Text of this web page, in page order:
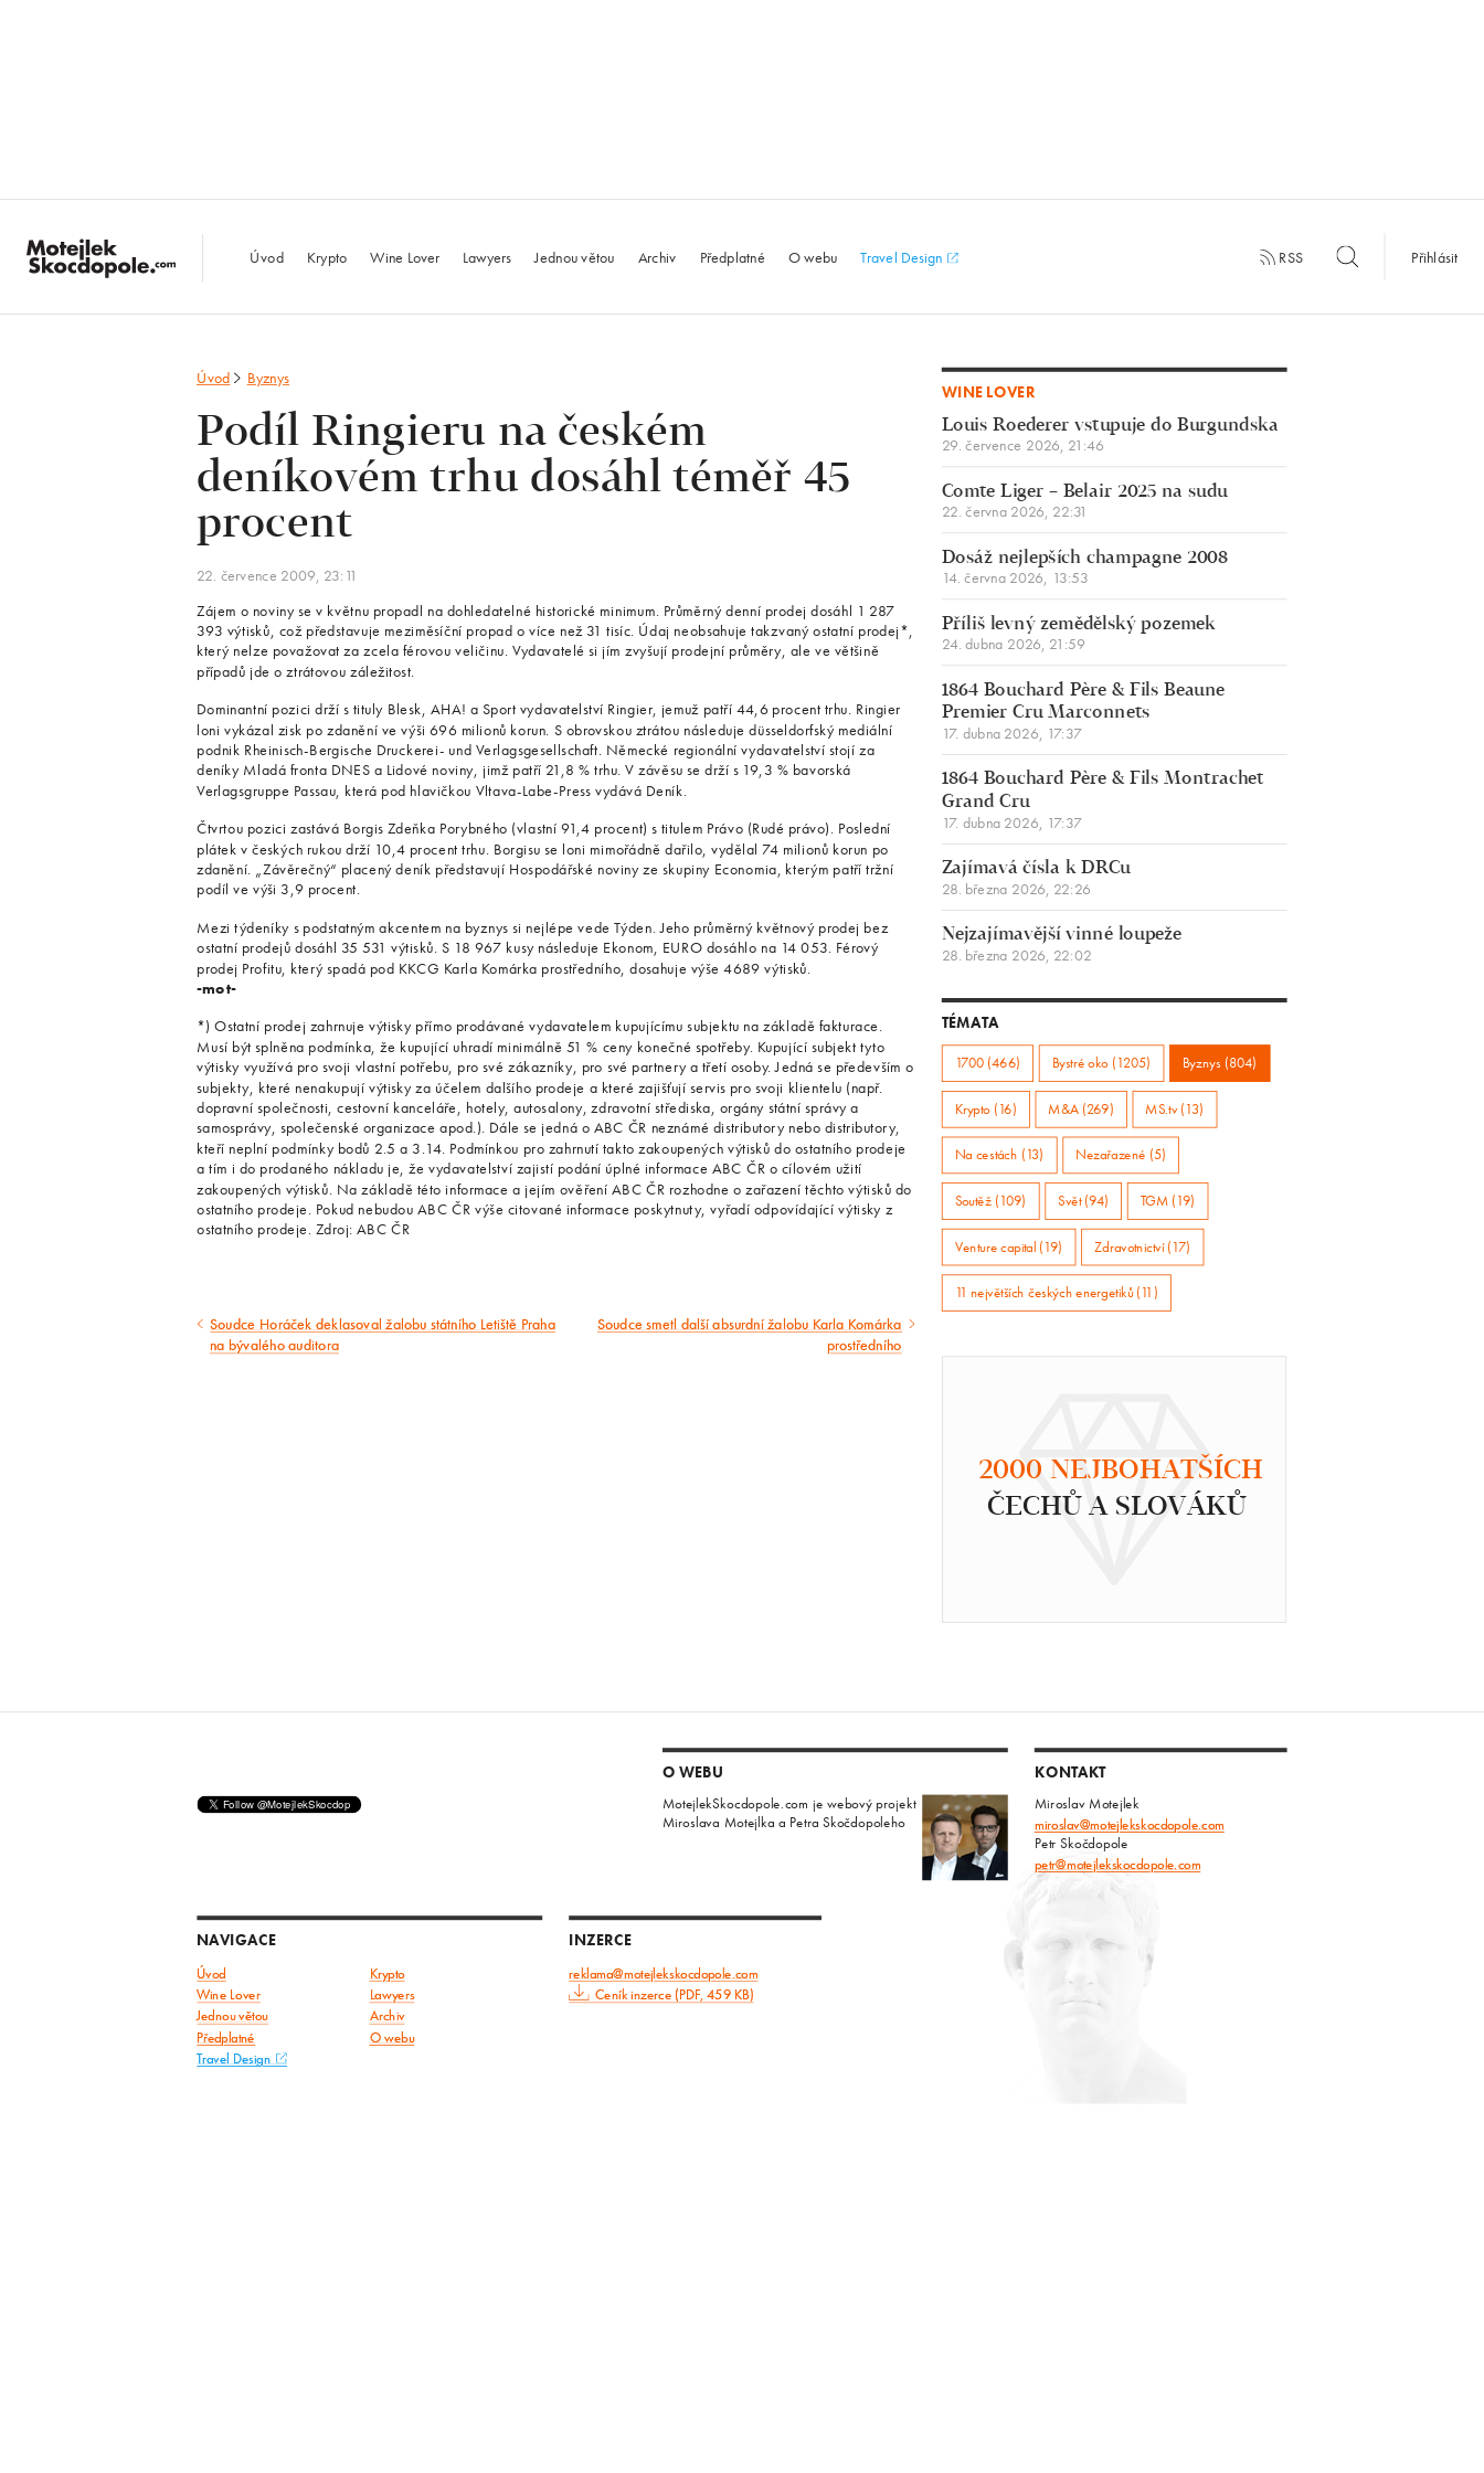
MotejlekSkocdopole.com
Úvod Krypto Wine Lover Lawyers Jednou větou Archiv Předplatné O webu Travel Design RSS Přihlásit
Úvod Byznys
Podíl Ringieru na českém
deníkovém trhu dosáhl téměř 45
procent
22. července 2009, 23:11
Zájem o noviny se v květnu propadl na dohledatelné historické minimum. Průměrný denní prodej dosáhl 1 287
393 výtisků, což představuje meziměsíční propad o více než 31 tisíc. Údaj neobsahuje takzvaný ostatní prodej*,
který nelze považovat za zcela férovou veličinu. Vydavatelé si jím zvyšují prodejní průměry, ale ve většině
případů jde o ztrátovou záležitost.
Dominantní pozici drží s tituly Blesk, AHA! a Sport vydavatelství Ringier, jemuž patří 44,6 procent trhu. Ringier
loni vykázal zisk po zdanění ve výši 696 milionů korun. S obrovskou ztrátou následuje düsseldorfský mediální
podnik Rheinisch-Bergische Druckerei- und Verlagsgesellschaft. Německé regionální vydavatelství stojí za
deníky Mladá fronta DNES a Lidové noviny, jimž patří 21,8 % trhu. V závěsu se drží s 19,3 % bavorská
Verlagsgruppe Passau, která pod hlavičkou Vltava-Labe-Press vydává Deník.
Čtvrtou pozici zastává Borgis Zdeňka Porybného (vlastní 91,4 procent) s titulem Právo (Rudé právo). Poslední
plátek v českých rukou drží 10,4 procent trhu. Borgisu se loni mimořádně dařilo, vydělal 74 milionů korun po
zdanění. „Závěrečný“ placený deník představují Hospodářské noviny ze skupiny Economia, kterým patří tržní
podíl ve výši 3,9 procent.
Mezi týdeníky s podstatným akcentem na byznys si nejlépe vede Týden. Jeho průměrný květnový prodej bez
ostatní prodejů dosáhl 35 531 výtisků. S 18 967 kusy následuje Ekonom, EURO dosáhlo na 14 053. Férový
prodej Profitu, který spadá pod KKCG Karla Komárka prostředního, dosahuje výše 4689 výtisků.
-mot-
*) Ostatní prodej zahrnuje výtisky přímo prodávané vydavatelem kupujícímu subjektu na základě fakturace.
Musí být splněna podmínka, že kupující uhradí minimálně 51 % ceny konečné spotřeby. Kupující subjekt tyto
výtisky využívá pro svoji vlastní potřebu, pro své zákazníky, pro své partnery a třetí osoby. Jedná se především o
subjekty, které nenakupují výtisky za účelem dalšího prodeje a které zajišťují servis pro svoji klientelu (např.
dopravní společnosti, cestovní kanceláře, hotely, autosalony, zdravotní střediska, orgány státní správy a
samosprávy, společenské organizace apod.). Dále se jedná o ABC ČR neznámé distributory nebo distributory,
kteří neplní podmínky bodů 2.5 a 3.14. Podmínkou pro zahrnutí takto zakoupených výtisků do ostatního prodeje
a tím i do prodaného nákladu je, že vydavatelství zajistí podání úplné informace ABC ČR o cílovém užití
zakoupených výtisků. Na základě této informace a jejím ověření ABC ČR rozhodne o zařazení těchto výtisků do
ostatního prodeje. Pokud nebudou ABC ČR výše citované informace poskytnuty, vyřadí odpovídající výtisky z
ostatního prodeje. Zdroj: ABC ČR
Předcházející
Soudce Horáček deklasoval žalobu státního Letiště Praha
na bývalého auditora Následující
Soudce smetl další absurdní žalobu Karla Komárka
prostředního
WINE LOVER
Louis Roederer vstupuje do Burgundska
29. července 2026, 21:46
Comte Liger – Belair 2025 na sudu
22. června 2026, 22:31
Dosáž nejlepších champagne 2008
14. června 2026, 13:53
Příliš levný zemědělský pozemek
24. dubna 2026, 21:59
1864 Bouchard Père & Fils Beaune
Premier Cru Marconnets
17. dubna 2026, 17:37
1864 Bouchard Père & Fils Montrachet
Grand Cru
17. dubna 2026, 17:37
Zajímavá čísla k DRCu
28. března 2026, 22:26
Nejzajímavější vinné loupeže
28. března 2026, 22:02
TÉMATA
1700 (466) Bystré oko (1205) Byznys (804)
Krypto (16) M&A (269) MS.tv (13)
Na cestách (13) Nezařazené (5)
Soutěž (109) Svět (94) TGM (19)
Venture capital (19) Zdravotnictví (17)
11 největších českých energetiků (11)
2000 NEJBOHATŠÍCH
ČECHŮ A SLOVÁKŮ
O WEBU
MotejlekSkocdopole.com je webový projekt
Miroslava Motejlka a Petra Skočdopoleho
KONTAKT
Miroslav Motejlek
miroslav@motejlekskocdopole.com
Petr Skočdopole
petr@motejlekskocdopole.com
NAVIGACE
Úvod Krypto
Wine Lover
Lawyers
Jednou větou
Archiv
Předplatné O webu
Travel Design
INZERCE
reklama@motejlekskocdopole.com
Ceník inzerce (PDF, 459 KB)